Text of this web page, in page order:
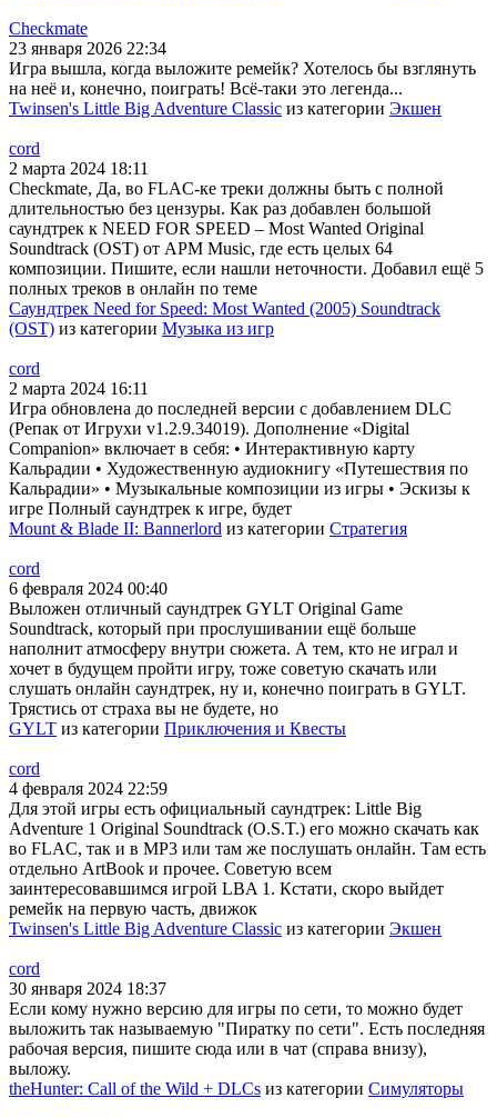
Checkmate
23 января 2026 22:34
Игра вышла, когда выложите ремейк? Хотелось бы взглянуть
на неё и, конечно, поиграть! Всё-таки это легенда...
Twinsen's Little Big Adventure Classic из категории Экшен
cord
2 марта 2024 18:11
Checkmate, Да, во FLAC-ке треки должны быть с полной
длительностью без цензуры. Как раз добавлен большой
саундтрек к NEED FOR SPEED – Most Wanted Original
Soundtrack (OST) от APM Music, где есть целых 64
композиции. Пишите, если нашли неточности. Добавил ещё 5
полных треков в онлайн по теме
Саундтрек Need for Speed: Most Wanted (2005) Soundtrack
(OST) из категории Музыка из игр
cord
2 марта 2024 16:11
Игра обновлена до последней версии с добавлением DLC
(Репак от Игрухи v1.2.9.34019). Дополнение «Digital
Companion» включает в себя: • Интерактивную карту
Кальрадии • Художественную аудиокнигу «Путешествия по
Кальрадии» • Музыкальные композиции из игры • Эскизы к
игре Полный саундтрек к игре, будет
Mount & Blade II: Bannerlord из категории Стратегия
cord
6 февраля 2024 00:40
Выложен отличный саундтрек GYLT Original Game
Soundtrack, который при прослушивании ещё больше
наполнит атмосферу внутри сюжета. А тем, кто не играл и
хочет в будущем пройти игру, тоже советую скачать или
слушать онлайн саундтрек, ну и, конечно поиграть в GYLT.
Трястись от страха вы не будете, но
GYLT из категории Приключения и Квесты
cord
4 февраля 2024 22:59
Для этой игры есть официальный саундтрек: Little Big
Adventure 1 Original Soundtrack (O.S.T.) его можно скачать как
во FLAC, так и в MP3 или там же послушать онлайн. Там есть
отдельно ArtBook и прочее. Советую всем
заинтересовавшимся игрой LBA 1. Кстати, скоро выйдет
ремейк на первую часть, движок
Twinsen's Little Big Adventure Classic из категории Экшен
cord
30 января 2024 18:37
Если кому нужно версию для игры по сети, то можно будет
выложить так называемую "Пиратку по сети". Есть последняя
рабочая версия, пишите сюда или в чат (справа внизу),
выложу.
theHunter: Call of the Wild + DLCs из категории Симуляторы